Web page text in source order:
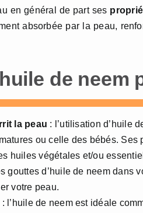
en général de part ses
absorbée par la peau,
de neem
la peau : l’utilisation d’huile
ou celle des bébés.
huiles végétales et/ou
gouttes d’huile de neem dans
votre peau.
: l’huile de neem est idéale